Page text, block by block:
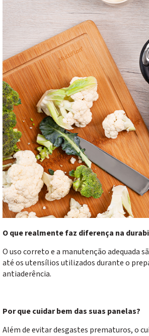
O que realmente faz diferença na
O uso correto e a manutenção adequada
até os utensílios utilizados durante o
antiaderência.
Por que cuidar bem das suas panelas?
Além de evitar desgastes prematuros, o